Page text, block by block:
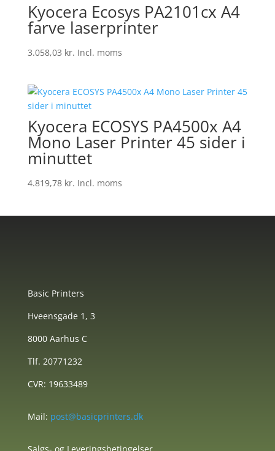
Kyocera Ecosys PA2101cx A4
farve laserprinter
3.058,03 kr. Incl. moms
Kyocera ECOSYS PA4500x A4
Mono Laser Printer 45 sider i
minuttet
4.819,78 kr. Incl. moms
Basic Printers
Hveensgade 1, 3
8000 Aarhus C
Tlf. 20771232
CVR: 19633489
Mail: post@basicprinters.dk
Salgs- og Leveringsbetingelser